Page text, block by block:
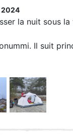
2024
la nuit sous la
Il suit